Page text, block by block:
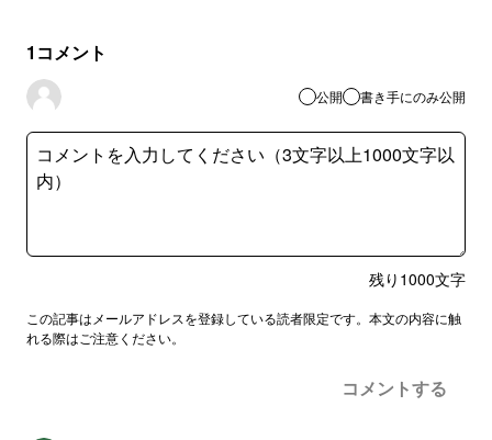
1 コメント
公開 書き手にのみ公開
残り 1000文字
この記事はメールアドレスを登録している読者限定です。本文の内容に触
れる際はご注意ください。
コメントする